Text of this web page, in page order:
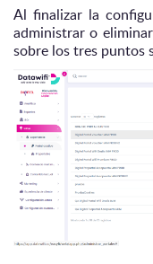
Al finalizar la
administrar o
sobre los tres puntos